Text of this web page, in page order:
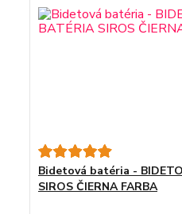
Bidetová batéria -
SIROS ČIERNA FARBA